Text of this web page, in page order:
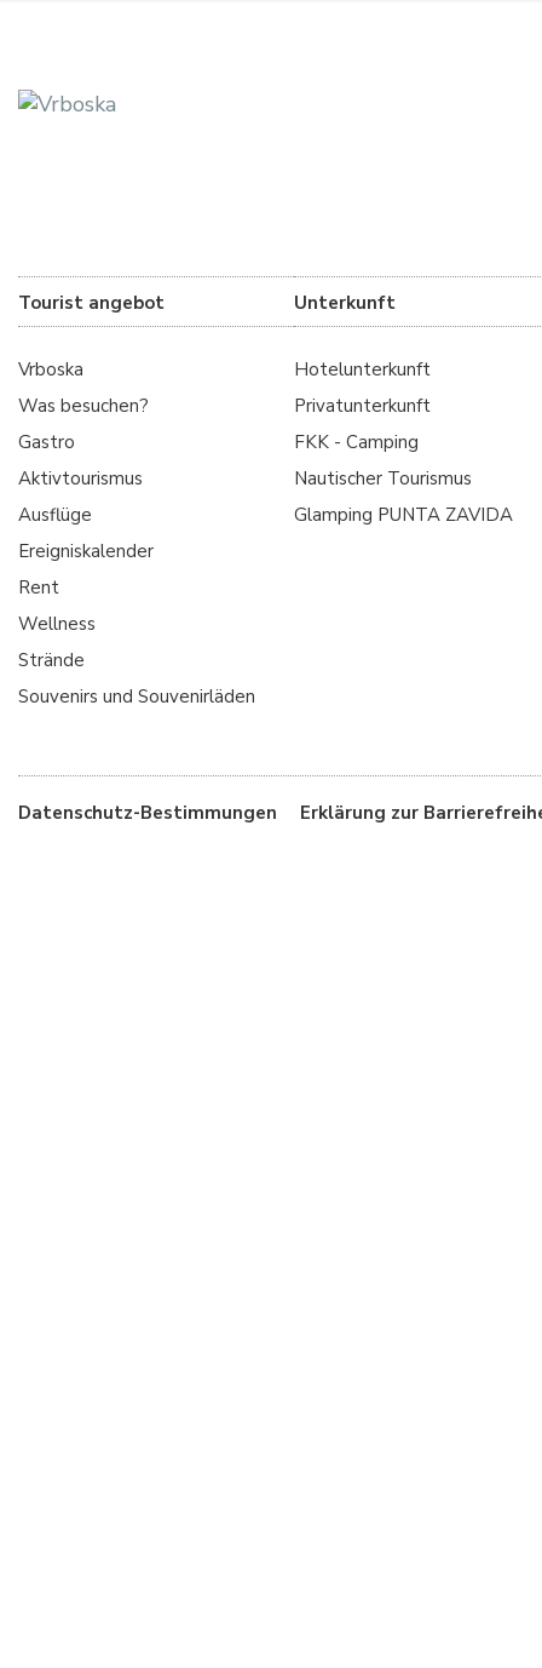
Tourist angebot
Vrboska
Was besuchen?
Gastro
Aktivtourismus
Ausflüge
Ereigniskalender
Rent
Wellness
Strände
Souvenirs und Souvenirläden
Unterkunft
Hotelunterkunft
Privatunterkunft
FKK - Camping
Nautischer Tourismus
Glamping PUNTA ZAVIDA
Datenschutz-Bestimmungen Erklärung zur